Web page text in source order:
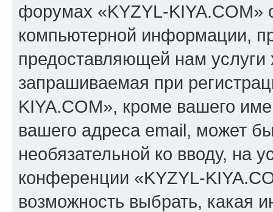
форумах «KYZYL-KIYA.COM»
компьютерной информации,
предоставляющей нам
запрашиваемая при
KIYA.COM», кроме вашего
вашего адреса email, может
необязательной ко вводу, на
конференции «KYZYL-
возможность выбрать, какая